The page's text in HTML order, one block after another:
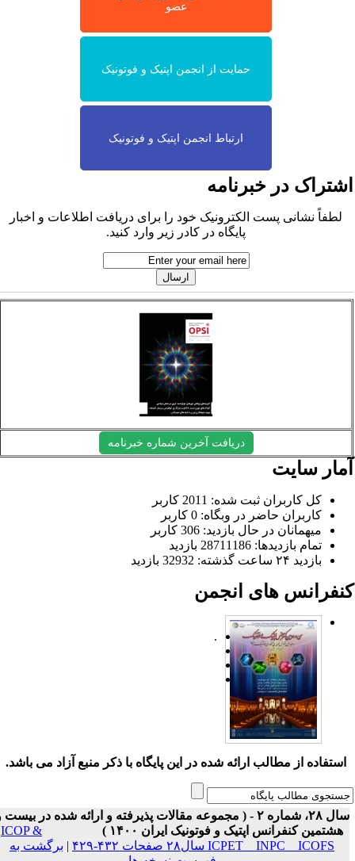
عضو
حمایت از انجمن اپتیک و فوتونیک
ارتباط انجمن اپتیک و فوتونیک
در خبرنامه
لطفاً نشانی پست الکترونیک خود را برای دریافت اطلاعات و اخبار
پایگاه در کادر زیر وارد کنید.
دریافت آخرین شماره خبرنامه
سایت
کل کاربران ثبت شده: 2011 کاربر
کاربران حاضر در وبگاه: 0 کاربر
میهمانان در حال بازدید: 306 کاربر
تمام بازدید‌ها: 28711186 بازدید
بازدید ۲۴ ساعت گذشته: 32932 بازدید
های انجمن
.
استفاده از مطالب ارائه شده در این پایگاه با ذکر منبع آزاد می باشد.
سال ۲۸، شماره ۲ - ( مجموعه مقالات پذیرفته و ارائه شده در بیست و
هشتمین کنفرانس اپتیک و فوتونیک ایران ۱۴۰۰ )
ICOP &
ICPET _ INPC _ ICOFS سال۲۸ صفحات ۴۳۲-۴۲۹
|برگشت به